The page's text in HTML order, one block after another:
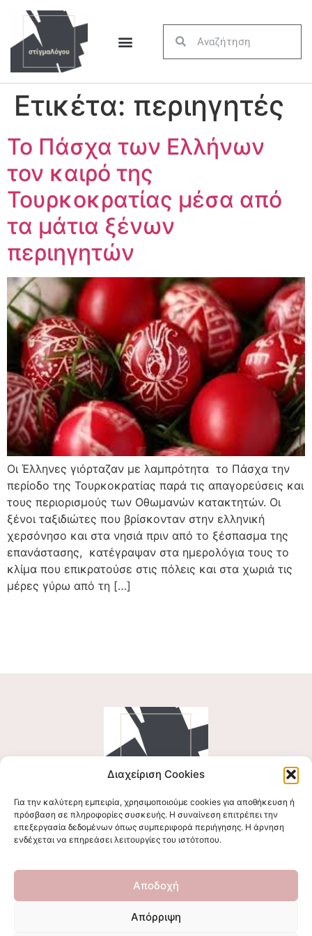
Διαχείριση Cookies
Για την καλύτερη εμπειρία, χρησιμοποιούμε cookies για αποθήκευση ή
πρόσβαση σε πληροφορίες συσκευής. Η συναίνεση επιτρέπει την
επεξεργασία δεδομένων όπως συμπεριφορά περιήγησης. Η άρνηση
ενδέχεται να επηρεάσει λειτουργίες του ιστότοπου.
Αποδοχή
Απόρριψη
Ετικέτα: περιηγητές
Το Πάσχα των Ελλήνων
τον καιρό της
Τουρκοκρατίας μέσα από
τα μάτια ξένων
περιηγητών
Οι Έλληνες γιόρταζαν με λαμπρότητα το Πάσχα την
περίοδο της Τουρκοκρατίας παρά τις απαγορεύσεις και
τους περιορισμούς των Οθωμανών κατακτητών. Οι
ξένοι ταξιδιώτες που βρίσκονταν στην ελληνική
χερσόνησο και στα νησιά πριν από το ξέσπασμα της
επανάστασης, κατέγραψαν στα ημερολόγια τους το
κλίμα που επικρατούσε στις πόλεις και στα χωριά τις
μέρες γύρω από τη […]
Ακολουθήστε μας
Επικοινωνήστε μαζί μας
stigmalogou@gmail.com